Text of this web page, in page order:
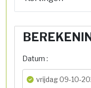
Datum :
vrijdag 09-10-